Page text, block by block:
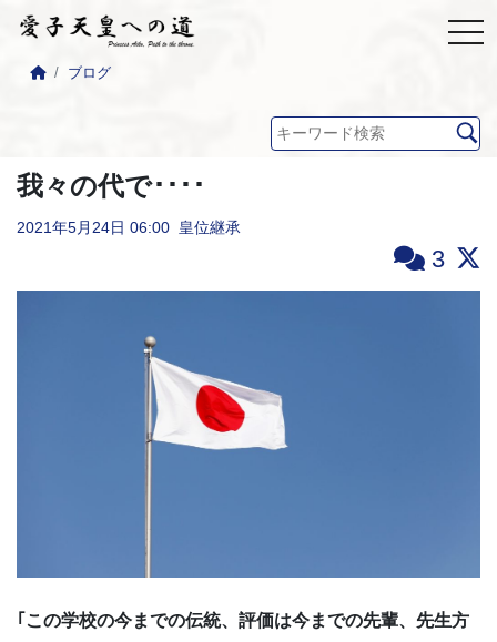
ブログ
我々の代で････
2021年5月24日 06:00 皇位継承
3
｢この学校の今までの伝統、評価は今までの先輩、先生方